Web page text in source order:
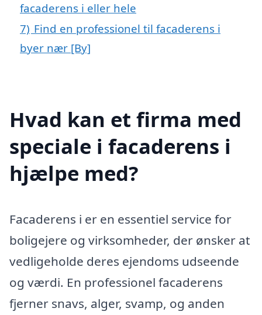
facaderens i eller hele
7) Find en professionel til facaderens i
byer nær [By]
Hvad kan et firma med
speciale i facaderens i
hjælpe med?
Facaderens i er en essentiel service for
boligejere og virksomheder, der ønsker at
vedligeholde deres ejendoms udseende
og værdi. En professionel facaderens
fjerner snavs, alger, svamp, og anden